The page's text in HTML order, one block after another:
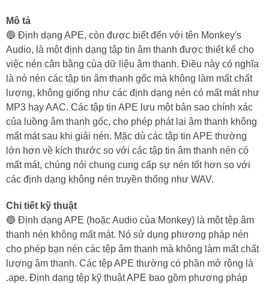
Mô tả
🔵 Định dạng APE, còn được biết đến với tên Monkey's
Audio, là một định dạng tập tin âm thanh được thiết kế cho
việc nén cân bằng của dữ liệu âm thanh. Điều này có nghĩa
là nó nén các tập tin âm thanh gốc mà không làm mất chất
lượng, không giống như các định dạng nén có mất mát như
MP3 hay AAC. Các tập tin APE lưu một bản sao chính xác
của luồng âm thanh gốc, cho phép phát lại âm thanh không
mất mát sau khi giải nén. Mặc dù các tập tin APE thường
lớn hơn về kích thước so với các tập tin âm thanh nén có
mất mát, chúng nói chung cung cấp sự nén tốt hơn so với
các định dạng không nén truyền thống như WAV.
Chi tiết kỹ thuật
🔵 Định dạng APE (hoặc Audio của Monkey) là một tệp âm
thanh nén không mất mát. Nó sử dụng phương pháp nén
cho phép bạn nén các tệp âm thanh mà không làm mất chất
lượng âm thanh. Các tệp APE thường có phần mở rộng là
.ape. Định dạng tệp kỹ thuật APE bao gồm phương pháp